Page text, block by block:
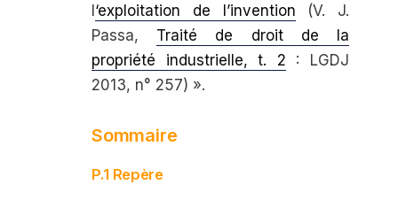
‘exploitation de l’invention (V. J.
Passa, Traité de droit de la
propriété indus­trielle, t. 2 : LGDJ
2013, n° 257) ».
Sommaire
P.1 Repère